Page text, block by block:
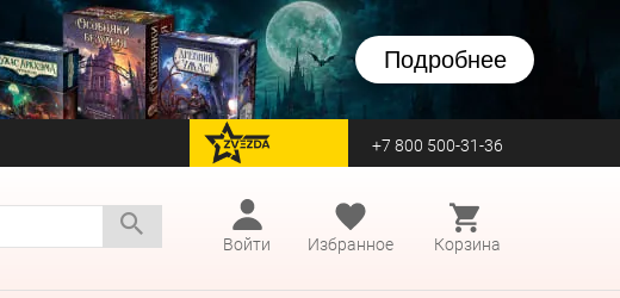
Подробнее
перейти на Zvezda +7 800 500-31-36
Войти
Избранное Корзина